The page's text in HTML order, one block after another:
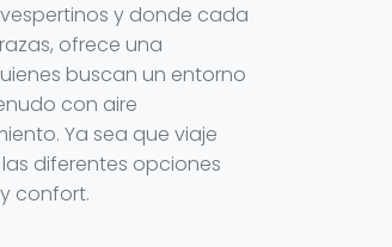
y donde cada
ofrece una
buscan un entorno
con aire
Ya sea que viaje
diferentes opciones
confort.